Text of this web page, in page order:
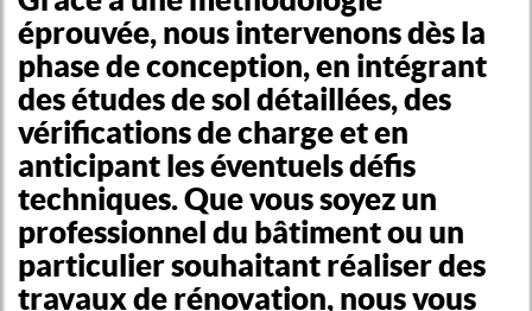
éprouvée, nous intervenons dès la
phase de conception, en intégrant
des études de sol détaillées, des
vérifications de charge et en
anticipant les éventuels défis
techniques. Que vous soyez un
professionnel du bâtiment ou un
particulier souhaitant réaliser des
travaux de rénovation, nous vous